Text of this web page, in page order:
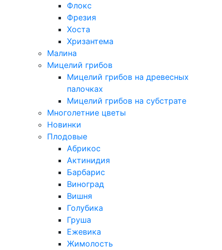
Флокс
Фрезия
Хоста
Хризантема
Малина
Мицелий грибов
Мицелий грибов на древесных
палочках
Мицелий грибов на субстрате
Многолетние цветы
Новинки
Плодовые
Абрикос
Актинидия
Барбарис
Виноград
Вишня
Голубика
Груша
Ежевика
Жимолость